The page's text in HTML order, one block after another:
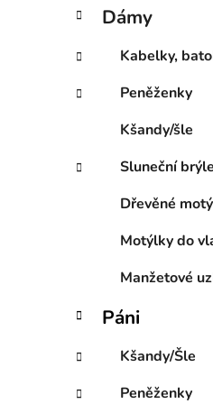
p
a
e
e
o
i
Dámy
Kabelky,
Peněženky
Kšandy/šle
Sluneční brýle
Dřevěné
Motýlky do
Manžetové
Páni
Kšandy/Šle
Peněženky